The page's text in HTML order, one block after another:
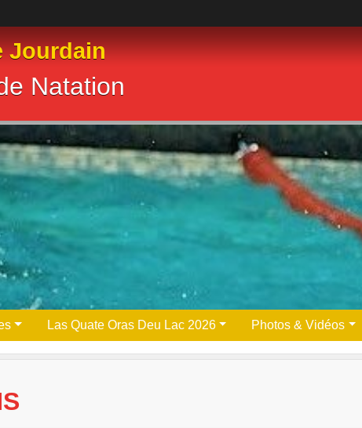
Jourdain
Natation
Las Quate Oras Deu Lac 2026 Photos & Vidéos